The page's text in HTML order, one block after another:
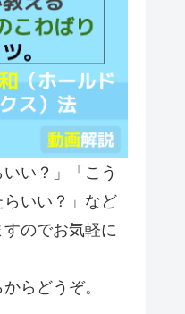
いい？」「こう
いい？」など
のでお気軽に
らどうぞ。